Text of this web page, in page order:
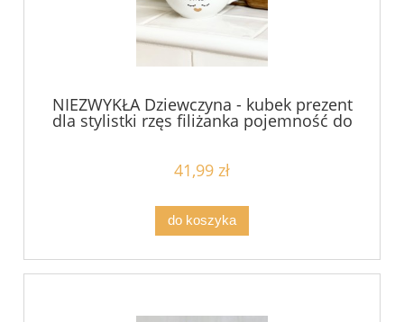
NIEZWYKŁA Dziewczyna - kubek prezent
dla stylistki rzęs filiżanka pojemność do
41,99 zł
do koszyka